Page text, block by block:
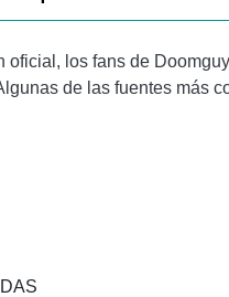
oficial, los fans de
de las fuentes más